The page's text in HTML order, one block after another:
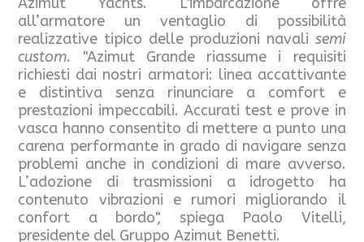
all’armatore un ventaglio di possibilità
realizzative tipico delle produzioni navali semi
custom. "Azimut Grande riassume i requisiti
richiesti dai nostri armatori: linea accattivante
e distintiva senza rinunciare a comfort e
prestazioni impeccabili. Accurati test e prove in
vasca hanno consentito di mettere a punto una
carena performante in grado di navigare senza
problemi anche in condizioni di mare avverso.
L’adozione di trasmissioni a idrogetto ha
contenuto vibrazioni e rumori migliorando il
confort a bordo", spiega Paolo Vitelli,
presidente del Gruppo Azimut Benetti.